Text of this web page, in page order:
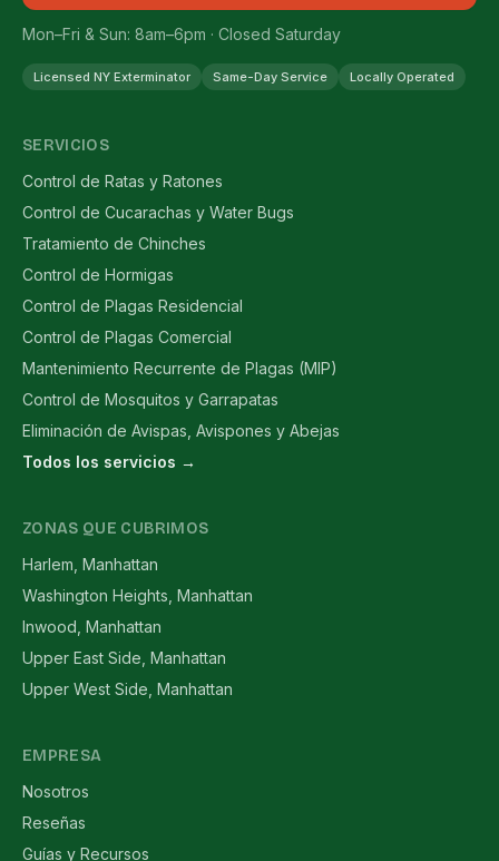
Mon–Fri & Sun: 8am–6pm · Closed Saturday
Licensed NY Exterminator Same-Day Service Locally Operated
SERVICIOS
Control de Ratas y Ratones
Control de Cucarachas y Water Bugs
Tratamiento de Chinches
Control de Hormigas
Control de Plagas Residencial
Control de Plagas Comercial
Mantenimiento Recurrente de Plagas (MIP)
Control de Mosquitos y Garrapatas
Eliminación de Avispas, Avispones y Abejas
Todos los servicios →
ZONAS QUE CUBRIMOS
Harlem, Manhattan
Washington Heights, Manhattan
Inwood, Manhattan
Upper East Side, Manhattan
Upper West Side, Manhattan
EMPRESA
Nosotros
Reseñas
Guías y Recursos